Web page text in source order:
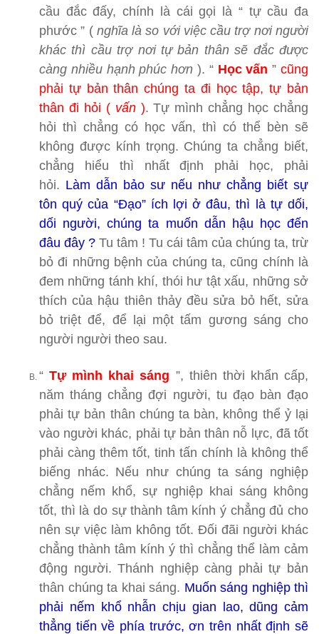
cầu đắc đấy, chính là cái gọi là “ tự cầu đa
phước ” ( nghĩa là so với việc cầu trợ nơi người
khác thì cầu trợ nơi tự bản thân sẽ đắc được
càng nhiều hạnh phúc hơn ). “ Học vấn ”cũng
phải tự bản thân chúng ta đi học tập, tự bản
thân đi hỏi ( vấn). Tự mình chẳng học chẳng
hỏi thì chẳng có học vấn, thì có thể bèn sẽ
không được kính trọng. Chúng ta chẳng biết,
chẳng hiểu thì nhất định phải học, phải
hỏi. Làm dẫn bảo sư nếu như chẳng biết sự
tôn quý của “Đạo” ích lợi ở đâu, thì là tự dối,
dối người, chúng ta muốn dẫn hậu học đến
đâu đây ? Tu tâm ! Tu cái tâm của chúng ta, trừ
bỏ đi những bệnh của chúng ta, cũng chính là
đem những tánh khí, thói hư tật xấu, những sở
thích của hậu thiên thảy đều sửa bỏ hết, sửa
bỏ triệt để, để lại một tấm gương sáng cho
người người theo sau.
“Tự mình khai sáng ”, thiên thời khẩn cấp,
năm tháng chẳng đợi người, tu đạo bàn đạo
phải tự bản thân chúng ta bàn, không thể ỷ lại
vào người khác, phải tự bản thân nỗ lực, đã tốt
phải càng thêm tốt, tinh tấn chính là không thể
biếng nhác. Nếu như chúng ta sáng nghiệp
chẳng nếm khổ, sự nghiệp khai sáng không
tốt, thì là do sự thành tâm kính ý chẳng đủ cho
nên sự việc làm không tốt. Đối đãi người khác
chẳng thành tâm kính ý thì chẳng thể làm cảm
động người. Thánh nghiệp càng phải tự bản
thân chúng ta khai sáng. Muốn sáng nghiệp thì
phải nếm khổ nhẫn chịu gian lao, dũng cảm
thẳng tiến về phía trước, ơn trên nhất định sẽ